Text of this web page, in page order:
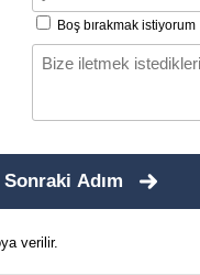
Boş bırakmak istiyorum
Sonraki Adım
verilir.